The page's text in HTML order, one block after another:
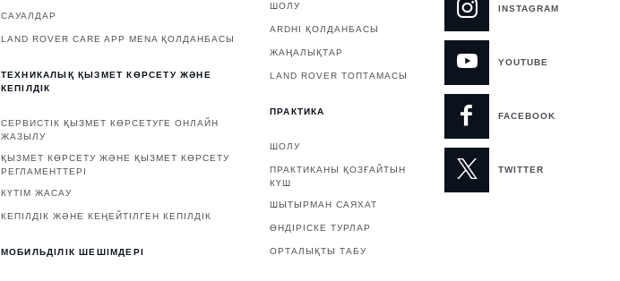
САУАЛДАР
LAND ROVER CARE APP MENA ҚОЛДАНБАСЫ
ТЕХНИКАЛЫҚ ҚЫЗМЕТ КӨРСЕТУ ЖӘНЕ
КЕПІЛДІК
СЕРВИСТІК ҚЫЗМЕТ КӨРСЕТУГЕ ОНЛАЙН
ЖАЗЫЛУ
ҚЫЗМЕТ КӨРСЕТУ ЖӘНЕ ҚЫЗМЕТ КӨРСЕТУ
РЕГЛАМЕНТТЕРІ
КҮТІМ ЖАСАУ
КЕПІЛДІК ЖӘНЕ КЕҢЕЙТІЛГЕН КЕПІЛДІК
МОБИЛЬДІЛІК ШЕШІМДЕРІ
ШОЛУ
ARDHI ҚОЛДАНБАСЫ
ЖАҢАЛЫҚТАР
LAND ROVER ТОПТАМАСЫ
ПРАКТИКА
ШОЛУ
ПРАКТИКАНЫ ҚОЗҒАЙТЫН
КҮШ
ШЫТЫРМАН САЯХАТ
ӨНДІРІСКЕ ТУРЛАР
ОРТАЛЫҚТЫ ТАБУ
INSTAGRAM
YOUTUBE
FACEBOOK
TWITTER